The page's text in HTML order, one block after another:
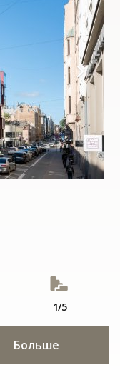
1/5
Больше